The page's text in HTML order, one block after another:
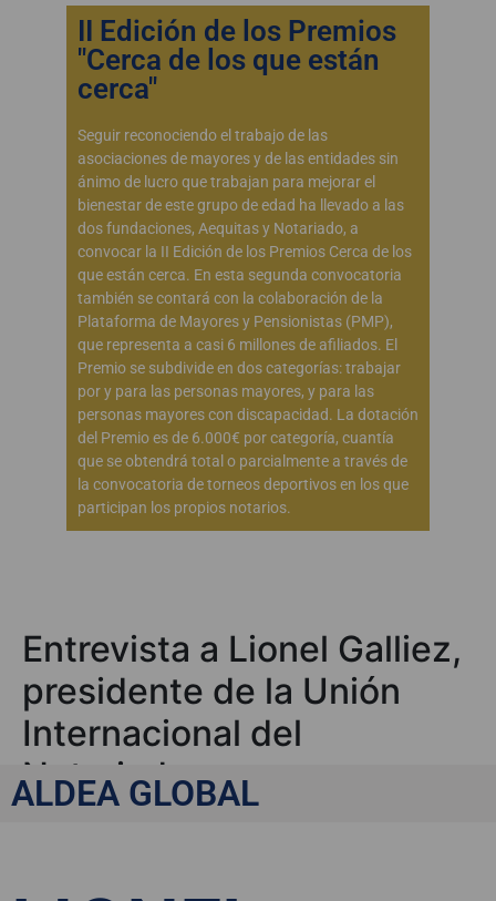
II Edición de los Premios
"Cerca de los que están
cerca"
Seguir reconociendo el trabajo de las
asociaciones de mayores y de las entidades sin
ánimo de lucro que trabajan para mejorar el
bienestar de este grupo de edad ha llevado a las
dos fundaciones, Aequitas y Notariado, a
convocar la II Edición de los Premios Cerca de los
que están cerca. En esta segunda convocatoria
también se contará con la colaboración de la
Plataforma de Mayores y Pensionistas (PMP),
que representa a casi 6 millones de afiliados. El
Premio se subdivide en dos categorías: trabajar
por y para las personas mayores, y para las
personas mayores con discapacidad. La dotación
del Premio es de 6.000€ por categoría, cuantía
que se obtendrá total o parcialmente a través de
la convocatoria de torneos deportivos en los que
participan los propios notarios.
Entrevista a Lionel Galliez,
presidente de la Unión
Internacional del
Notariado
ALDEA GLOBAL